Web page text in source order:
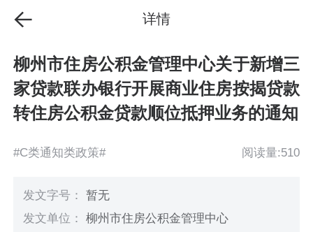
详情
柳州市住房公积金管理中心关于新增三
家贷款联办银行开展商业住房按揭贷款
转住房公积金贷款顺位抵押业务的通知
#C类通知类政策# 阅读量:510
发文字号：暂无
发文单位：柳州市住房公积金管理中心